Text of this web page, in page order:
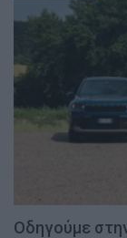
Οδηγούμε